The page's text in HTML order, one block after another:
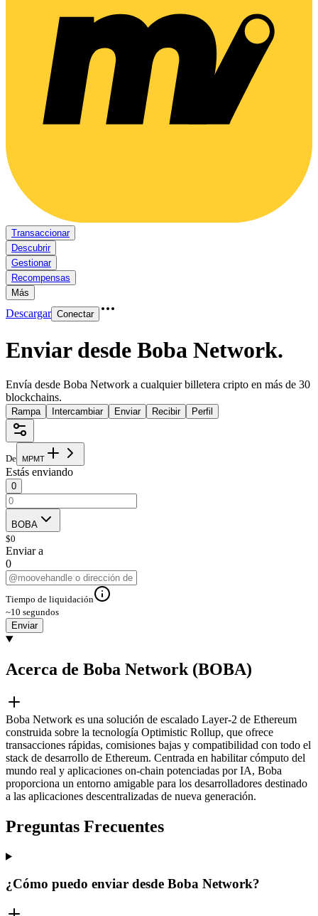
Transaccionar
Descubrir
Gestionar
Recompensas
Más
Descargar Conectar
Enviar desde Boba Network.
Envía desde Boba Network a cualquier billetera cripto en más de 30
blockchains.
Rampa Intercambiar Enviar Recibir Perfil
De MPMT
Estás enviando
0
BOBA
$0
Enviar a
0
Tiempo de liquidación
~10 segundos
Enviar
Acerca de Boba Network (BOBA)
Boba Network es una solución de escalado Layer-2 de Ethereum
construida sobre la tecnología Optimistic Rollup, que ofrece
transacciones rápidas, comisiones bajas y compatibilidad con todo el
stack de desarrollo de Ethereum. Centrada en habilitar cómputo del
mundo real y aplicaciones on-chain potenciadas por IA, Boba
proporciona un entorno amigable para los desarrolladores destinado
a las aplicaciones descentralizadas de nueva generación.
Preguntas Frecuentes
¿Cómo puedo enviar desde Boba Network?